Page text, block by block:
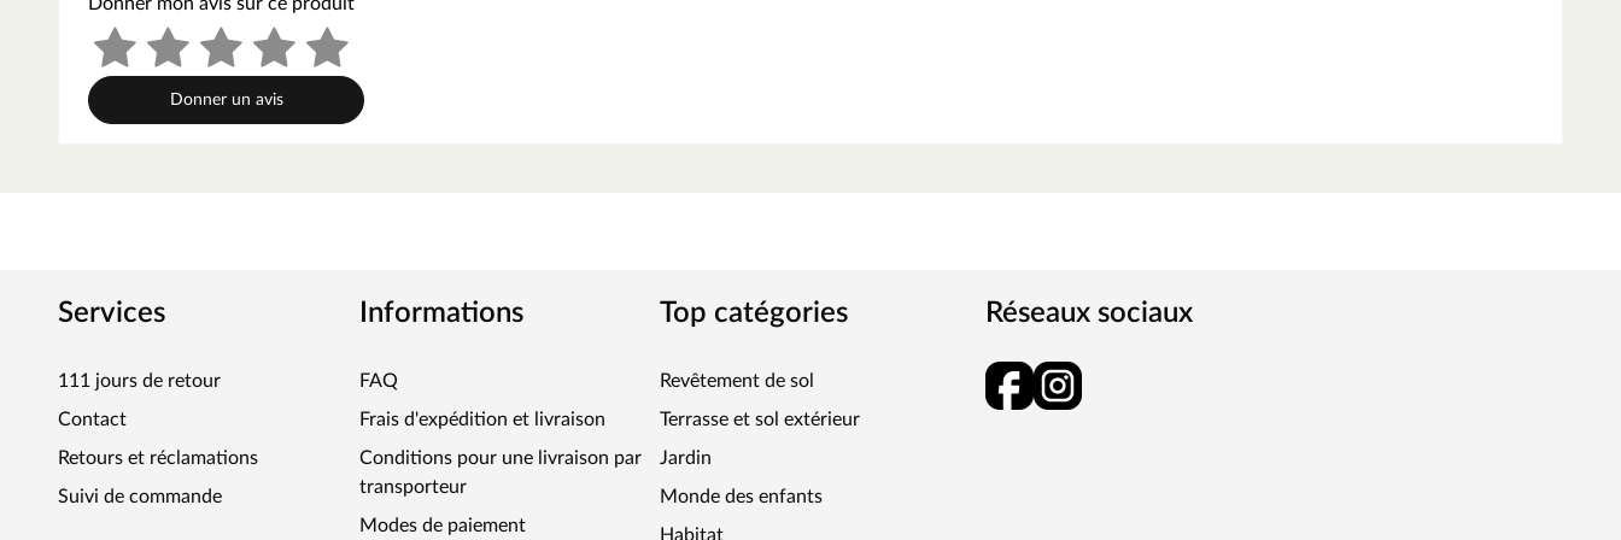
Couleur
Donner mon avis sur ce produit
Donner un avis
Services
111 jours de retour
Contact
Retours et réclamations
Suivi de commande
Informations
FAQ
Frais d'expédition et livraison
Conditions pour une livraison par
transporteur
Modes de paiement
Top catégories
Revêtement de sol
Terrasse et sol extérieur
Jardin
Monde des enfants
Habitat
Réseaux sociaux